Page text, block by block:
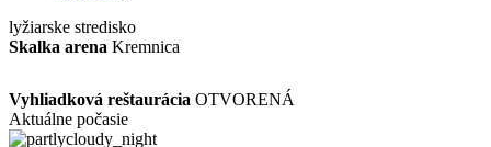
lyžiarske stredisko
Skalka arena Kremnica
Vyhliadková reštaurácia OTVORENÁ
Aktuálne počasie